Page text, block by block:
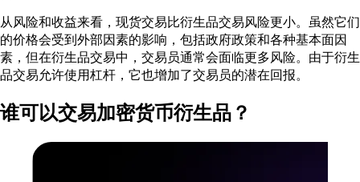
从风险和收益来看，现货交易比衍生品交易风险更小。虽然它们
的价格会受到外部因素的影响，包括政府政策和各种基本面因
素，但在衍生品交易中，交易员通常会面临更多风险。由于衍生
品交易允许使用杠杆，它也增加了交易员的潜在回报。
谁可以交易加密货币衍生品？